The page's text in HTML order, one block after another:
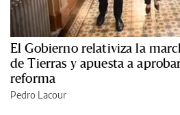
El Gobierno relativiza la
de Tierras y apuesta a
reforma
Pedro Lacour